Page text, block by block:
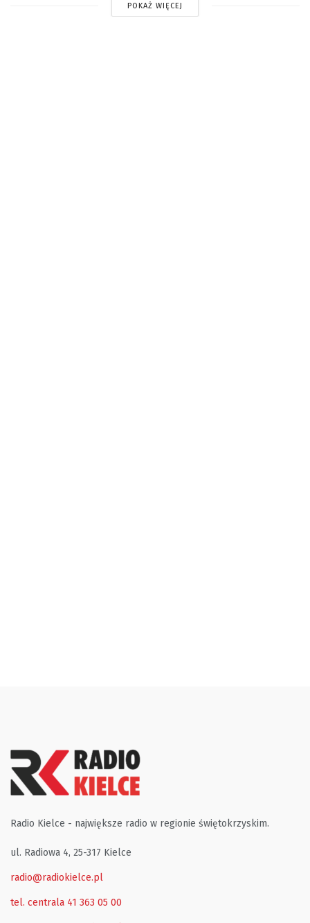
POKAŻ WIĘCEJ
Radio Kielce - największe radio w regionie świętokrzyskim.
ul. Radiowa 4, 25-317 Kielce
radio@radiokielce.pl
tel. centrala 41 363 05 00